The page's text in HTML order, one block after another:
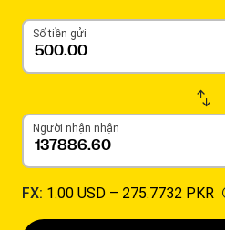
Số tiền gửi
Người nhận nhận
FX: 1.00 USD – 275.7732 PKR